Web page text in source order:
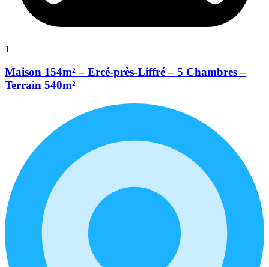
1
Maison 154m² – Ercé-près-Liffré – 5 Chambres –
Terrain 540m²